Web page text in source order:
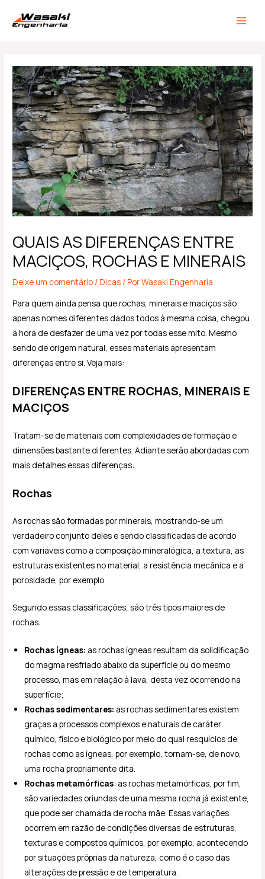
para
QUAIS AS DIFERENÇAS ENTRE
MACIÇOS, ROCHAS E MINERAIS
Deixe um comentário /Dicas / PorWasaki Engenharia
Para quem ainda pensa que rochas, minerais e maciços são
apenas nomes diferentes dados todos à mesma coisa, chegou
a hora de desfazer de uma vez por todas esse mito. Mesmo
sendo de origem natural, esses materiais apresentam
diferenças entre si. Veja mais:
DIFERENÇAS ENTRE ROCHAS, MINERAIS E
MACIÇOS
Tratam-se de materiais com complexidades de formação e
dimensões bastante diferentes. Adiante serão abordadas com
mais detalhes essas diferenças:
Rochas
As rochas são formadas por minerais, mostrando-se um
verdadeiro conjunto deles e sendo classificadas de acordo
com variáveis como a composição mineralógica, a textura, as
estruturas existentes no material, a resistência mecânica e a
porosidade, por exemplo.
Segundo essas classificações, são três tipos maiores de
rochas:
Rochas ígneas: as rochas ígneas resultam da solidificação
do magma resfriado abaixo da superfície ou do mesmo
processo, mas em relação à lava, desta vez ocorrendo na
superfície;
Rochas sedimentares: as rochas sedimentares existem
graças a processos complexos e naturais de caráter
químico, físico e biológico por meio do qual resquícios de
rochas como as ígneas, por exemplo, tornam-se, de novo,
uma rocha propriamente dita.
Rochas metamórficas: as rochas metamórficas, por fim,
são variedades oriundas de uma mesma rocha já existente,
que pode ser chamada de rocha mãe. Essas variações
ocorrem em razão de condições diversas de estruturas,
texturas e compostos químicos, por exemplo, acontecendo
por situações próprias da natureza, como é o caso das
alterações de pressão e de temperatura.
navigation